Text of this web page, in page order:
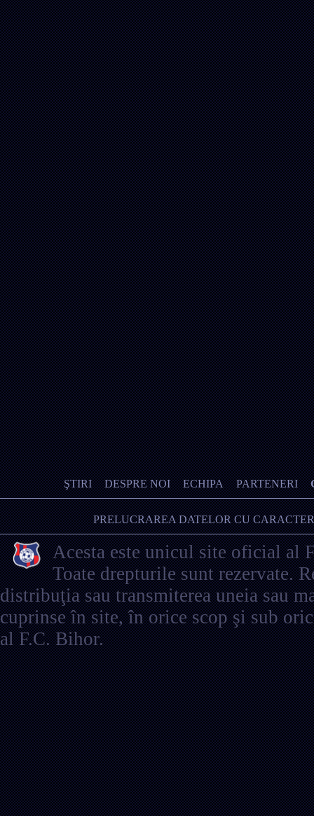
ŞTIRI DESPRE NOI ECHIPA PARTENERI
PRELUCRAREA DATELOR CU
Acesta este unicul site oficial al
Toate drepturile sunt rezervate.
distribuţia sau transmiterea uneia sau
cuprinse în site, în orice scop şi sub
al F.C. Bihor.